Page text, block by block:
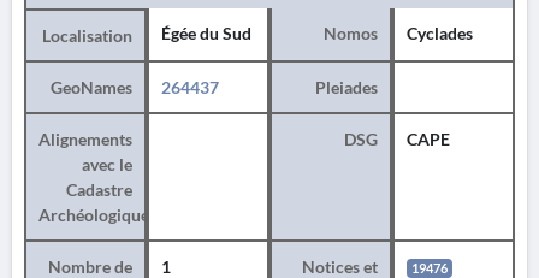
Localisation Égée du Sud Nomos Cyclades
GeoNames 264437 Pleiades
Alignements
avec le
Cadastre
Archéologique
DSG CAPE
Nombre de
1
Notices et
19476